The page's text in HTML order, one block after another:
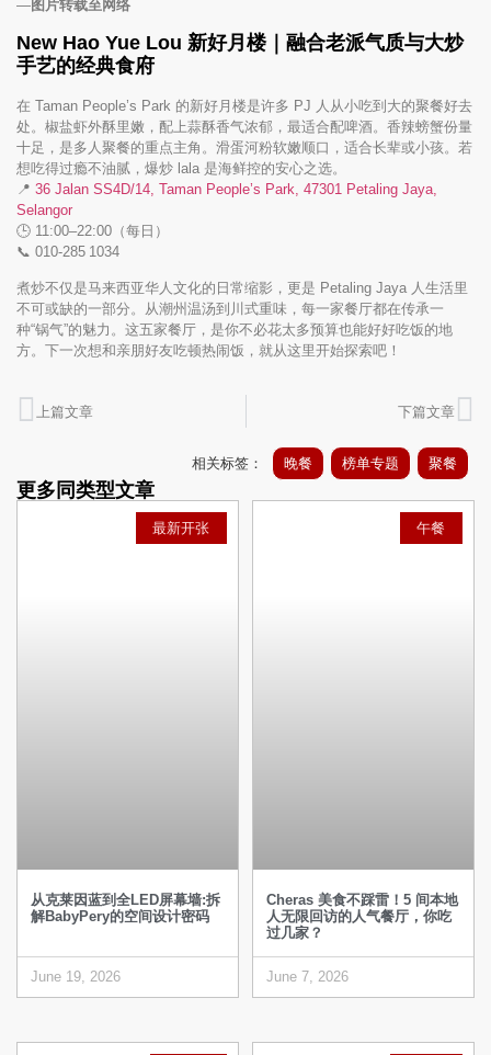
—图片转载至网络
New Hao Yue Lou 新好月楼｜融合老派气质与大炒
手艺的经典食府
在 Taman People’s Park 的新好月楼是许多 PJ 人从小吃到大的聚餐好去
处。椒盐虾外酥里嫩，配上蒜酥香气浓郁，最适合配啤酒。香辣螃蟹份量
十足，是多人聚餐的重点主角。滑蛋河粉软嫩顺口，适合长辈或小孩。若
想吃得过瘾不油腻，爆炒 lala 是海鲜控的安心之选。
📍 36 Jalan SS4D/14, Taman People’s Park, 47301 Petaling Jaya,
Selangor
🕒 11:00–22:00（每日）
📞 010‑285 1034
煮炒不仅是马来西亚华人文化的日常缩影，更是 Petaling Jaya 人生活里
不可或缺的一部分。从潮州温汤到川式重味，每一家餐厅都在传承一
种“锅气”的魅力。这五家餐厅，是你不必花太多预算也能好好吃饭的地
方。下一次想和亲朋好友吃顿热闹饭，就从这里开始探索吧！
上篇文章 下篇文章
最新开张
从克莱因蓝到全LED屏幕墙:拆
解BabyPery的空间设计密码
June 19, 2026
午餐
Cheras 美食不踩雷！5 间本地
人无限回访的人气餐厅，你吃
过几家？
June 7, 2026
相关标签： 晚餐 榜单专题 聚餐
更多同类型文章